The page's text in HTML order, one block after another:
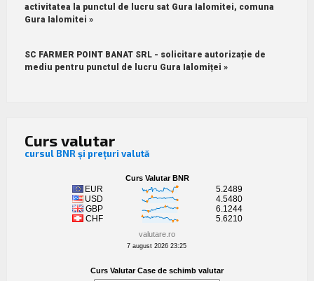
activitatea la punctul de lucru sat Gura Ialomitei, comuna
Gura Ialomitei »
SC FARMER POINT BANAT SRL - solicitare autorizație de
mediu pentru punctul de lucru Gura Ialomiței »
Curs valutar
cursul BNR și prețuri valută
valutare.ro
7 august 2026 23:25